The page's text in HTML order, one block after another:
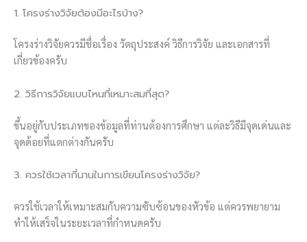
1. โครงร่างวิจัยต้องมีอะไรบ้าง?
โครงร่างวิจัยควรมีชื่อเรื่อง วัตถุประสงค์ วิธีการวิจัย และเอกสารที่
เกี่ยวข้องครับ
2. วิธีการวิจัยแบบไหนที่เหมาะสมที่สุด?
ขึ้นอยู่กับประเภทของข้อมูลที่ท่านต้องการศึกษา แต่ละวิธีมีจุดเด่นและ
จุดด้อยที่แตกต่างกันครับ
3. ควรใช้เวลากี่นานในการเขียนโครงร่างวิจัย?
ควรใช้เวลาให้เหมาะสมกับความซับซ้อนของหัวข้อ แต่ควรพยายาม
ทำให้เสร็จในระยะเวลาที่กำหนดครับ